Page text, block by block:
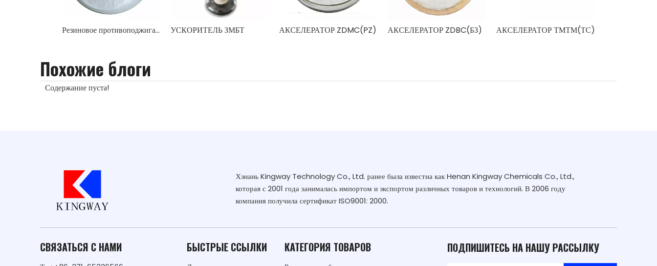
Резиновое противоподжигающее средство CTP(PVI) УСКОРИТЕЛЬ ЗМБТ АКСЕЛЕРАТОР ZDMC(PZ) АКСЕЛЕРАТОР ZDBC(БЗ) АКСЕЛЕРАТОР ТМТМ(ТС)
Похожие блоги
Содержание пуста!
Хэнань Kingway Technology Co., Ltd. ранее была известна как Henan Kingway Chemicals Co., Ltd.,
которая с 2001 года занималась импортом и экспортом различных товаров и технологий. В 2006 году
компания получила сертификат ISO9001: 2000.
СВЯЗАТЬСЯ С НАМИ БЫСТРЫЕ ССЫЛКИ КАТЕГОРИЯ ТОВАРОВ ПОДПИШИТЕСЬ НА НАШУ РАССЫЛКУ